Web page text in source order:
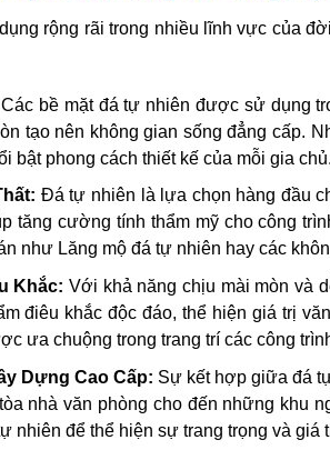
rộng rãi trong nhiều lĩnh vực của
Các bề mặt đá tự nhiên được sử dụng
tạo nên không gian sống đẳng cấp.
bật phong cách thiết kế của mỗi gia chủ.
Đá tự nhiên là lựa chọn hàng đầu
tăng cường tính thẩm mỹ cho công
như Lăng mộ đá tự nhiên hay các
Khắc: Với khả năng chịu mài mòn và
điêu khắc độc đáo, thể hiện giá trị
ưa chuộng trong trang trí các công
Dựng Cao Cấp: Sự kết hợp giữa đá
nhà văn phòng cho đến những khu
nhiên để thể hiện sự trang trọng và giá